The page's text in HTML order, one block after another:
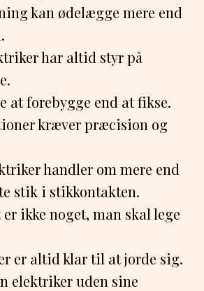
kan ødelægge mere end
har altid styr på
at forebygge end at fikse.
kræver præcision og
handler om mere end
stik i stikkontakten.
ikke noget, man skal lege
er altid klar til at jorde sig.
elektriker uden sine